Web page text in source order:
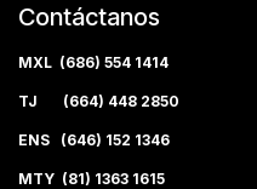
Contáctanos
MXL (686) 554 1414
TJ (664) 448 2850
ENS (646) 152 1346
MTY (81) 1363 1615